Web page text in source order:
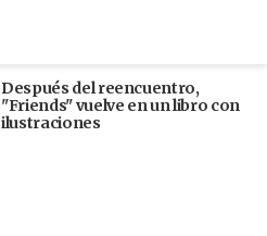
Después del reencuentro,
"Friends" vuelve en un libro con
ilustraciones